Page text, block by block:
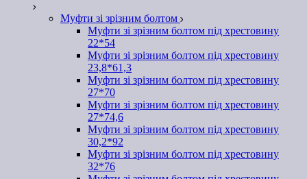
Муфти зі зрізним болтом
Муфти зі зрізним болтом під хрестовину
22*54
Муфти зі зрізним болтом під хрестовину
23,8*61,3
Муфти зі зрізним болтом під хрестовину
27*70
Муфти зі зрізним болтом під хрестовину
27*74,6
Муфти зі зрізним болтом під хрестовину
30,2*92
Муфти зі зрізним болтом під хрестовину
32*76